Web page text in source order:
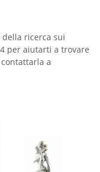
ricerca sui
per aiutarti a trovare
a